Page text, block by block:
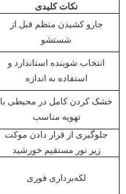
نکات کلیدی
جارو کشیدن منظم قبل از
شستشو
انتخاب شوینده استاندارد و
استفاده به اندازه
خشک کردن کامل در محیطی با
تهویه مناسب
جلوگیری از قرار دادن موکت
زیر نور مستقیم خورشید
لکه‌برداری فوری